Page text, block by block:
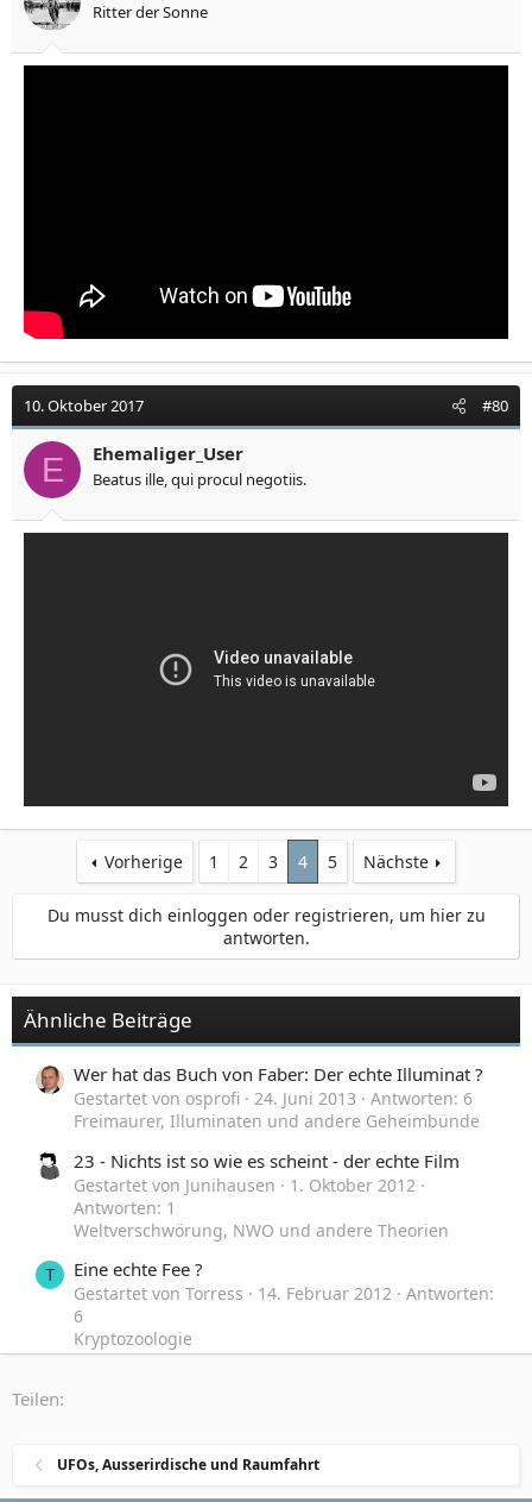
Ritter der Sonne
10. Oktober 2017 #80
E Ehemaliger_User
Beatus ille, qui procul negotiis.
Vorherige 1 2 3 4 5 Nächste
Du musst dich einloggen oder registrieren, um hier zu
antworten.
Ähnliche Beiträge
Wer hat das Buch von Faber: Der echte Illuminat ?
Gestartet von osprofi 24. Juni 2013
Antworten: 6
Freimaurer, Illuminaten und andere Geheimbünde
23 - Nichts ist so wie es scheint - der echte Film
Gestartet von Junihausen
1. Oktober 2012
Antworten: 1
Weltverschwörung, NWO und andere Theorien
T Eine echte Fee ?
Gestartet von Torress 14. Februar 2012
Antworten:
6
Kryptozoologie
Glaube und Religion
Teilen:
UFOs, Ausserirdische und Raumfahrt